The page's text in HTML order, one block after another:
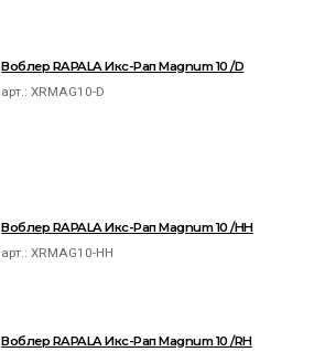
Воблер RAPALA Икс-Рап Magnum 10 /D
арт.:XRMAG10-D
Воблер RAPALA Икс-Рап Magnum 10 /HH
арт.:XRMAG10-HH
Воблер RAPALA Икс-Рап Magnum 10 /RH